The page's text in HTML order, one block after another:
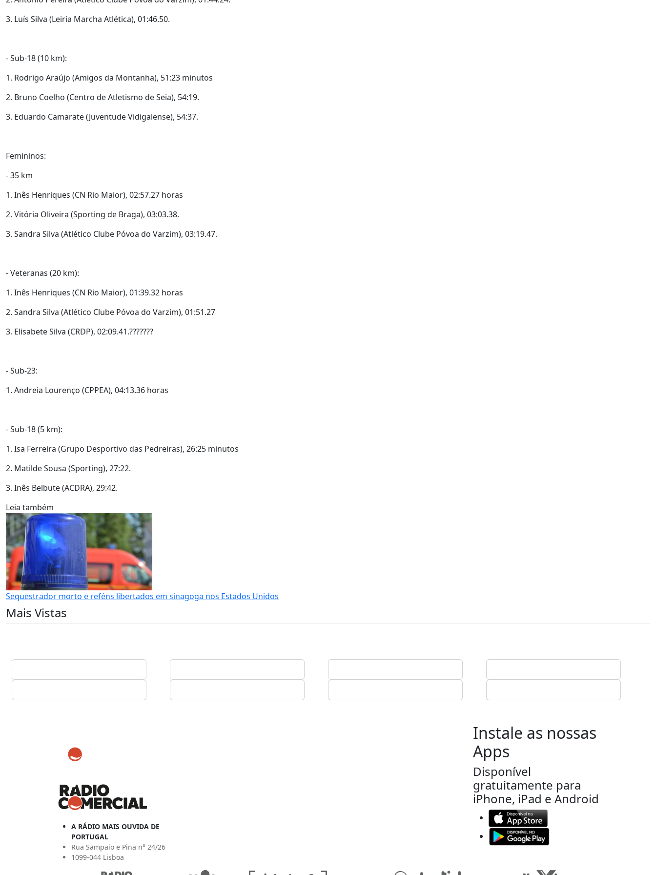
3. Luís Silva (Leiria Marcha Atlética), 01:46.50.
- Sub-18 (10 km):
1. Rodrigo Araújo (Amigos da Montanha), 51:23 minutos
2. Bruno Coelho (Centro de Atletismo de Seia), 54:19.
3. Eduardo Camarate (Juventude Vidigalense), 54:37.
Femininos:
- 35 km
1. Inês Henriques (CN Rio Maior), 02:57.27 horas
2. Vitória Oliveira (Sporting de Braga), 03:03.38.
3. Sandra Silva (Atlético Clube Póvoa do Varzim), 03:19.47.
- Veteranas (20 km):
1. Inês Henriques (CN Rio Maior), 01:39.32 horas
2. Sandra Silva (Atlético Clube Póvoa do Varzim), 01:51.27
3. Elisabete Silva (CRDP), 02:09.41.???????
- Sub-23:
1. Andreia Lourenço (CPPEA), 04:13.36 horas
- Sub-18 (5 km):
1. Isa Ferreira (Grupo Desportivo das Pedreiras), 26:25 minutos
2. Matilde Sousa (Sporting), 27:22.
3. Inês Belbute (ACDRA), 29:42.
Leia também
Sequestrador morto e reféns libertados em sinagoga nos Estados Unidos
Mais Vistas
A RÁDIO MAIS OUVIDA DE
PORTUGAL
Rua Sampaio e Pina n° 24/26
1099-044 Lisboa
Instale as nossas
Apps
Disponível
gratuitamente para
iPhone, iPad e Android